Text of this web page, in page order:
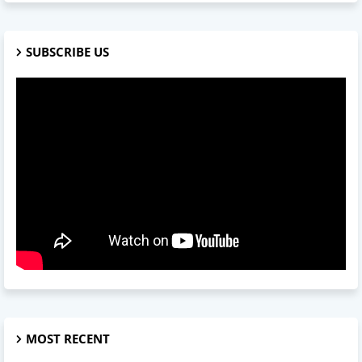
SUBSCRIBE US
MOST RECENT